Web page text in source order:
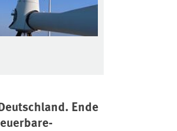
Ende